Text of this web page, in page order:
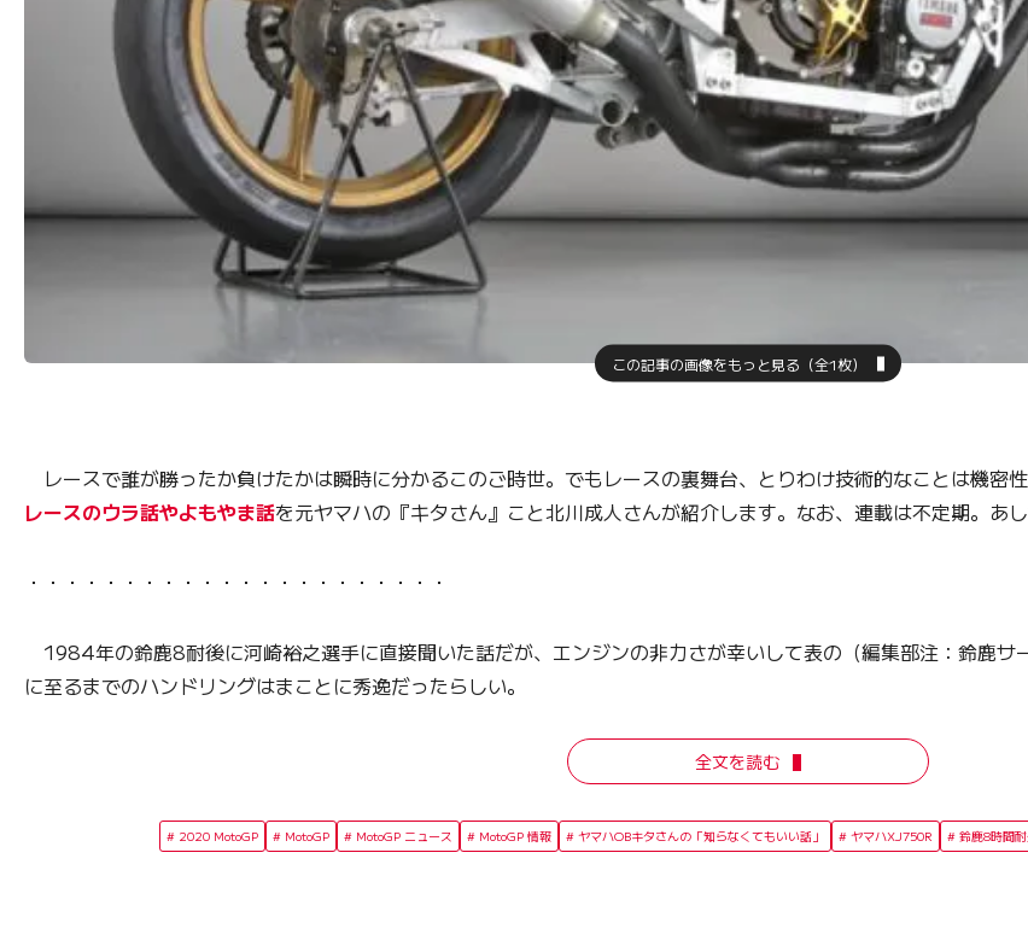
この記事の画像をもっと見る（全1枚）
レースで誰が勝ったか負けたかは瞬時に分かるこのご時世。でもレースの裏舞台、とりわけ技術的なことは機
レースのウラ話やよもやま話を元ヤマハの『キタさん』こと北川成人さんが紹介します。なお、連載は不定期。あ
・・・・・・・・・・・・・・・・・・・・・・
1984年の鈴鹿8耐後に河崎裕之選手に直接聞いた話だが、エンジンの非力さが幸いして表の（編集部注：鈴鹿サ
に至るまでのハンドリングはまことに秀逸だったらしい。
全文を読む
2020 MotoGP MotoGP MotoGP ニュース MotoGP 情報 ヤマハOBキタさんの「知らなくてもいい話」 ヤマハXJ750R 鈴鹿8時間